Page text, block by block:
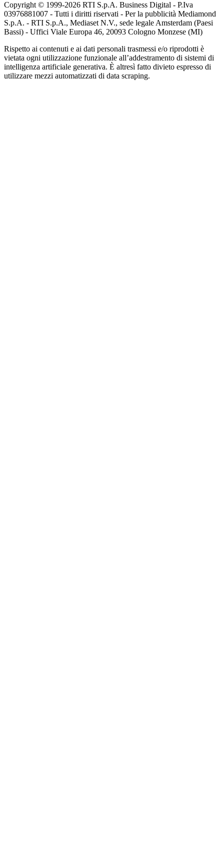
Copyright © 1999-2026 RTI S.p.A. Business Digital - P.Iva
03976881007 - Tutti i diritti riservati - Per la pubblicità Mediamond
S.p.A. - RTI S.p.A., Mediaset N.V., sede legale Amsterdam (Paesi
Bassi) - Uffici Viale Europa 46, 20093 Cologno Monzese (MI)
Rispetto ai contenuti e ai dati personali trasmessi e/o riprodotti è
vietata ogni utilizzazione funzionale all’addestramento di sistemi di
intelligenza artificiale generativa. È altresì fatto divieto espresso di
utilizzare mezzi automatizzati di data scraping.